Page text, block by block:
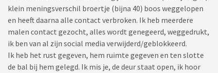
klein meningsverschil broertje (bijna 40) boos weggelopen
en heeft daarna alle contact verbroken. Ik heb meerdere
malen contact gezocht, alles wordt genegeerd, weggedrukt,
ik ben van al zijn social media verwijderd/geblokkeerd.
Ik heb het rust gegeven, hem ruimte gegeven en ten slotte
de bal bij hem gelegd. Ik mis je, de deur staat open, ik hoor